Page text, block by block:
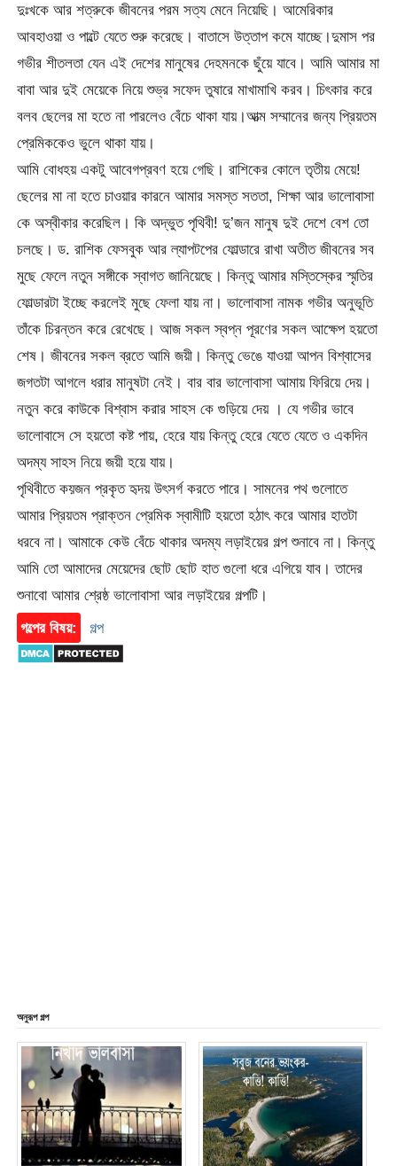
দুঃখকে আর শত্রুকে জীবনের পরম সত্য মেনে নিয়েছি। আমেরিকার
আবহাওয়া ও পাল্টে যেতে শুরু করেছে। বাতাসে উত্তাপ কমে যাচ্ছে।দুমাস পর
গভীর শীতলতা যেন এই দেশের মানুষের দেহমনকে ছুঁয়ে যাবে। আমি আমার মা
বাবা আর দুই মেয়েকে নিয়ে শুভ্র সফেদ তুষারে মাখামাখি করব। চিৎকার করে
বলব ছেলের মা হতে না পারলেও বেঁচে থাকা যায়।আত্ম সম্মানের জন্য প্রিয়তম
প্রেমিককেও ভুলে থাকা যায়।
আমি বোধহয় একটু আবেগপ্রবণ হয়ে গেছি। রাশিকের কোলে তৃতীয় মেয়ে!
ছেলের মা না হতে চাওয়ার কারনে আমার সমস্ত সততা, শিক্ষা আর ভালোবাসা
কে অস্বীকার করেছিল। কি অদ্ভুত পৃথিবী! দু’জন মানুষ দুই দেশে বেশ তো
চলছে। ড. রাশিক ফেসবুক আর ল্যাপটপের ফোল্ডারে রাখা অতীত জীবনের সব
মুছে ফেলে নতুন সঙ্গীকে স্বাগত জানিয়েছে। কিন্তু আমার মস্তিস্কের স্মৃতির
ফোল্ডারটা ইচ্ছে করলেই মুছে ফেলা যায় না। ভালোবাসা নামক গভীর অনুভূতি
তাঁকে চিরন্তন করে রেখেছে। আজ সকল স্বপ্ন পূরণের সকল আক্ষেপ হয়তো
শেষ। জীবনের সকল ব্রতে আমি জয়ী। কিন্তু ভেঙে যাওয়া আপন বিশ্বাসের
জগতটা আগলে ধরার মানুষটা নেই। বার বার ভালোবাসা আমায় ফিরিয়ে দেয়।
নতুন করে কাউকে বিশ্বাস করার সাহস কে গুড়িয়ে দেয় । যে গভীর ভাবে
ভালোবাসে সে হয়তো কষ্ট পায়, হেরে যায় কিন্তু হেরে যেতে যেতে ও একদিন
অদম্য সাহস নিয়ে জয়ী হয়ে যায়।
পৃথিবীতে কয়জন প্রকৃত হৃদয় উৎসর্গ করতে পারে। সামনের পথ গুলোতে
আমার প্রিয়তম প্রাক্তন প্রেমিক স্বামীটি হয়তো হঠাৎ করে আমার হাতটা
ধরবে না। আমাকে কেউ বেঁচে থাকার অদম্য লড়াইয়ের গল্প শুনাবে না। কিন্তু
আমি তো আমাদের মেয়েদের ছোট ছোট হাত গুলো ধরে এগিয়ে যাব। তাদের
শুনাবো আমার শ্রেষ্ঠ ভালোবাসা আর লড়াইয়ের গল্পটি।
গল্পের বিষয়:
গল্প
অনুরূপ গল্প